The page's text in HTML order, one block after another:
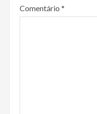
Comentário *